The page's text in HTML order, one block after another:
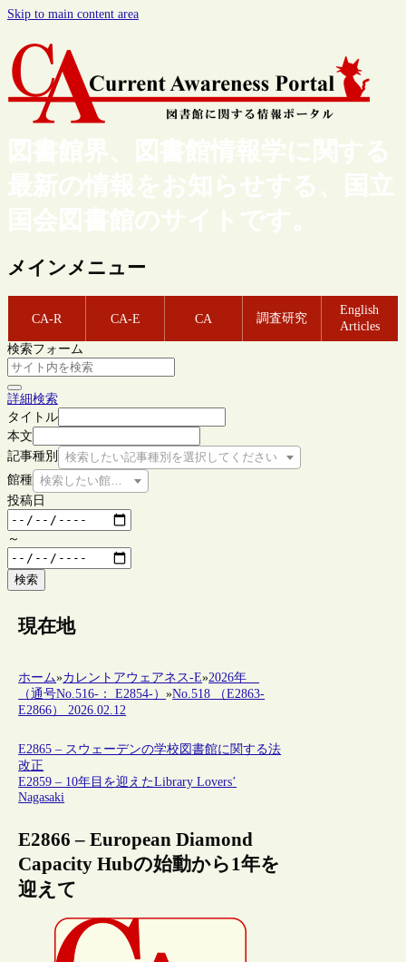
Skip to main content area
図書館界、図書館情報学に関する
最新の情報をお知らせする、国立
国会図書館のサイトです。
メインメニュー
CA-R CA-E CA 調査研究
English
Articles
検索フォーム
詳細検索
タイトル
本文
記事種別
検索したい記事種別を選択してください
館種 検索したい館種を選択してください
投稿日
～
検索
現在地
ホーム»カレントアウェアネス-E»2026年
（通号No.516-： E2854-）»No.518 （E2863-
E2866） 2026.02.12
E2865 – スウェーデンの学校図書館に関する法
改正
E2859 – 10年目を迎えたLibrary Lovers’
Nagasaki
E2866 – European Diamond
Capacity Hubの始動から1年を
迎えて